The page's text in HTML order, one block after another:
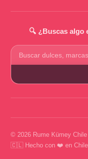
🔍 ¿Buscas algo
Buscar
productos
© 2026 Rume Kümey
🇨🇱 Hecho con ❤️ en Chile